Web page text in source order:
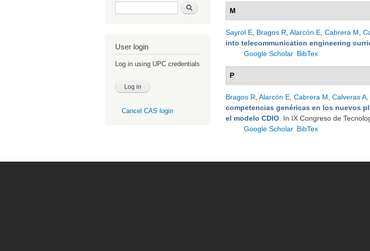
Search form Search
User login
Log in using UPC credentials
Cancel CAS login
M
Sayrol E Bragos R Alarcón E Cabrera M
into telecommunication engineering
Google Scholar BibTex
P
Bragos R Alarcón E Cabrera M Calveras A
competencias genéricas en los nuevos
el modelo CDIO . In IX Congreso de
Google Scholar BibTex